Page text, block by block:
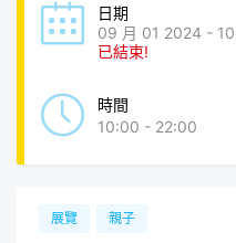
日期
09 月 01 2024 -
已結束!
時間
10:00 - 22:00
展覽 親子